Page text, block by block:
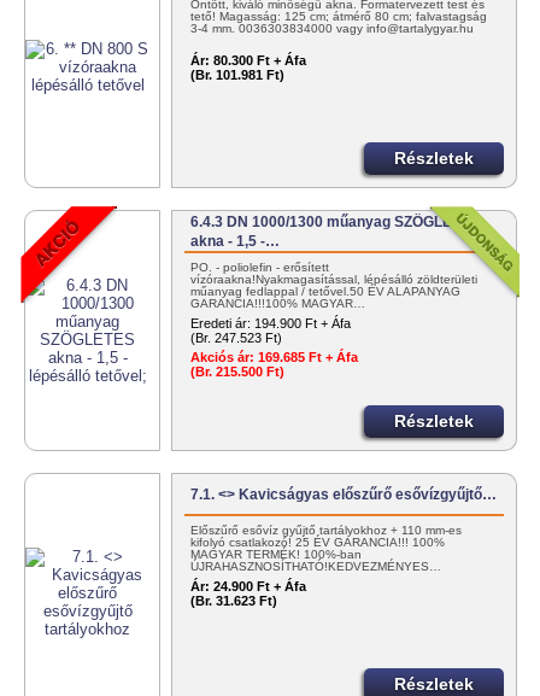
Öntött, kiváló minőségű akna. Formatervezett test és
tető! Magasság: 125 cm; átmérő 80 cm; falvastagság
3-4 mm. 0036303834000 vagy info@tartalygyar.hu
Ár: 80.300 Ft + Áfa
(Br. 101.981 Ft)
Részletek
6.4.3 DN 1000/1300 műanyag SZÖGLETES
akna - 1,5 -…
PO. - poliolefin - erősített
vízóraakna!Nyakmagasítással, lépésálló zöldterületi
műanyag fedlappal / tetővel.50 ÉV ALAPANYAG
GARANCIA!!!100% MAGYAR…
Eredeti ár: 194.900 Ft + Áfa
(Br. 247.523 Ft)
Akciós ár: 169.685 Ft + Áfa
(Br. 215.500 Ft)
Részletek
7.1. <> Kavicságyas előszűrő esővízgyűjtő…
Előszűrő esővíz gyűjtő tartályokhoz + 110 mm-es
kifolyó csatlakozó! 25 ÉV GARANCIA!!! 100%
MAGYAR TERMÉK! 100%-ban
ÚJRAHASZNOSÍTHATÓ!KEDVEZMÉNYES…
Ár: 24.900 Ft + Áfa
(Br. 31.623 Ft)
Részletek